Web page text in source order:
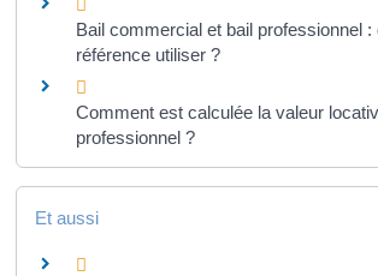
Bail commercial et bail professionnel :
référence utiliser ?
Comment est calculée la valeur
professionnel ?
Et aussi